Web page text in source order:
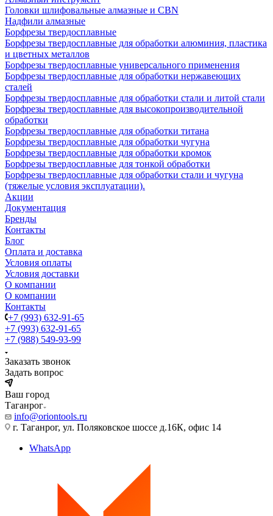
Головки шлифовальные алмазные и CBN
Надфили алмазные
Борфрезы твердосплавные
Борфрезы твердосплавные для обработки алюминия, пластика
и цветных металлов
Борфрезы твердосплавные универсального применения
Борфрезы твердосплавные для обработки нержавеющих
сталей
Борфрезы твердосплавные для обработки стали и литой стали
Борфрезы твердосплавные для высокопроизводительной
обработки
Борфрезы твердосплавные для обработки титана
Борфрезы твердосплавные для обработки чугуна
Борфрезы твердосплавные для обработки кромок
Борфрезы твердосплавные для тонкой обработки
Борфрезы твердосплавные для обработки стали и чугуна
(тяжелые условия эксплуатации).
Акции
Документация
Бренды
Контакты
Блог
Оплата и доставка
Условия оплаты
Условия доставки
О компании
О компании
Контакты
+7 (993) 632-91-65
+7 (993) 632-91-65
+7 (988) 549-93-99
Заказать звонок
Задать вопрос
Ваш город
Таганрог
info@oriontools.ru
г. Таганрог, ул. Поляковское шоссе д.16К, офис 14
WhatsApp